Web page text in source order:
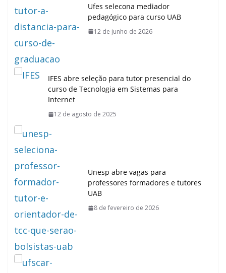
Ufes selecona mediador
pedagógico para curso UAB
12 de junho de 2026
IFES abre seleção para tutor presencial do
curso de Tecnologia em Sistemas para
Internet
12 de agosto de 2025
Unesp abre vagas para
professores formadores e tutores
UAB
8 de fevereiro de 2026